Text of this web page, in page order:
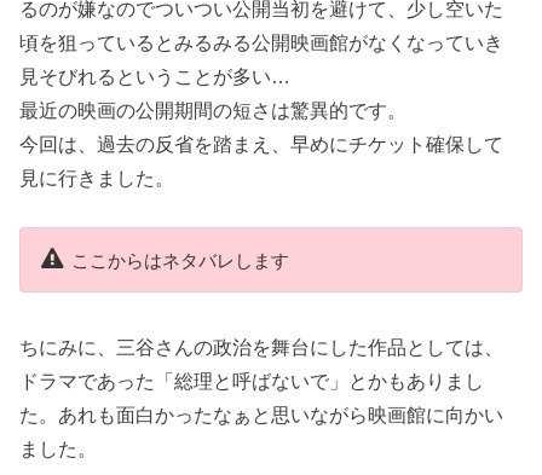
るのが嫌なのでついつい公開当初を避けて、少し空いた
頃を狙っているとみるみる公開映画館がなくなっていき
見そびれるということが多い…
最近の映画の公開期間の短さは驚異的です。
今回は、過去の反省を踏まえ、早めにチケット確保して
見に行きました。
ここからはネタバレします
ちにみに、三谷さんの政治を舞台にした作品としては、
ドラマであった「総理と呼ばないで」とかもありまし
た。あれも面白かったなぁと思いながら映画館に向かい
ました。